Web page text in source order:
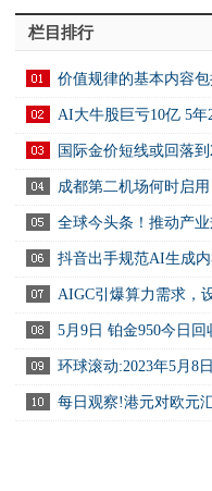
栏目排行
价值规律的基本内容
律... AI大牛股巨亏10亿 5年
国际金价短线或回落
成都第二机场何时启
都... 全球今头条！推动产
抖音出手规范AI生成
声... AIGC引爆算力需求，
能... 5月9日 铂金950今日
克) 环球滚动:2023年5月8
每日观察!港元对欧元